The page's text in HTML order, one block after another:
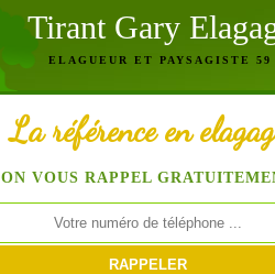
Tirant Gary
ELAGUEUR ET PAYSAGISTE 59
La référence en
ON VOUS RAPPEL